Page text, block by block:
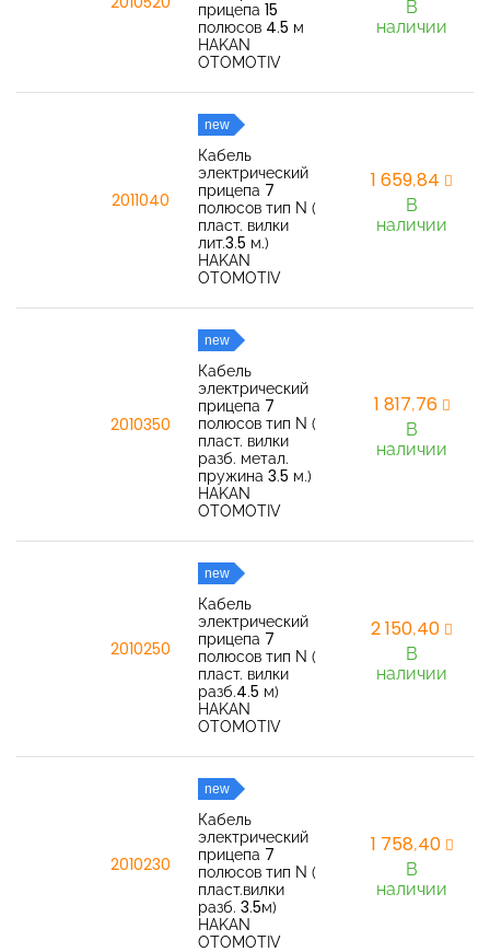
прицепа 15
полюсов 4.5 м
HAKAN
OTOMOTIV
В
наличии
2011040
new
Кабель
электрический
прицепа 7
полюсов тип N (
пласт. вилки
лит.3.5 м.)
HAKAN
OTOMOTIV
1 659,84
В
наличии
2010350
new
Кабель
электрический
прицепа 7
полюсов тип N (
пласт. вилки
разб. метал.
пружина 3.5 м.)
HAKAN
OTOMOTIV
1 817,76
В
наличии
2010250
new
Кабель
электрический
прицепа 7
полюсов тип N (
пласт. вилки
разб.4.5 м)
HAKAN
OTOMOTIV
2 150,40
В
наличии
2010230
new
Кабель
электрический
прицепа 7
полюсов тип N (
пласт.вилки
разб. 3.5м)
HAKAN
OTOMOTIV
1 758,40
В
наличии